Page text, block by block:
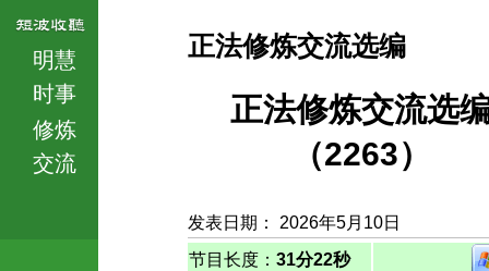
明慧
时事
修炼
交流
正法修炼交流选编
正法修炼交流选
（2263）
发表日期： 2026年5月10日
节目长度： 31分22秒